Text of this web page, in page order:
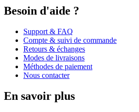
Besoin d'aide ?
Support & FAQ
Compte & suivi de commande
Retours & échanges
Modes de livraisons
Méthodes de paiement
Nous contacter
En savoir plus